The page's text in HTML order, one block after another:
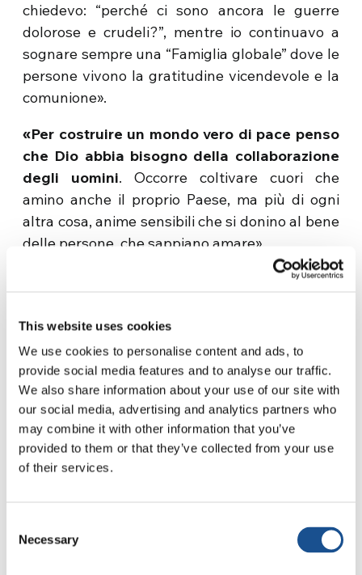
This website uses cookies
We use cookies to personalise content and ads, to
provide social media features and to analyse our traffic.
We also share information about your use of our site with
our social media, advertising and analytics partners who
may combine it with other information that you’ve
provided to them or that they’ve collected from your use
of their services.
Selection
Necessary
chiedevo: “perché ci sono ancora le guerre
dolorose e crudeli?”, mentre io continuavo a
sognare sempre una “Famiglia globale” dove le
persone vivono la gratitudine vicendevole e la
comunione».
«Per costruire un mondo vero di pace penso
che Dio abbia bisogno della collaborazione
degli uomini. Occorre coltivare cuori che
amino anche il proprio Paese, ma più di ogni
altra cosa, anime sensibili che si donino al bene
delle persone, che sappiano amare».
«In questa ricorrenza della fine della guerra –
Dioe il mio impegno a proseguire il cammino
nella costruzione della pace».
Fonte: focolare.org
Related News